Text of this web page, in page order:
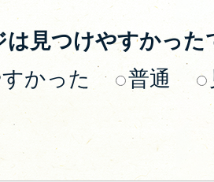
は見つけやすかった
かった
普通